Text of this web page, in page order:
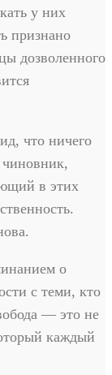
у них
признано
дозволенного
что ничего
в этих
о
с теми, кто
— это не
каждый